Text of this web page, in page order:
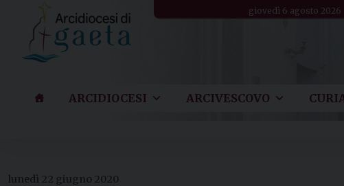
content
giovedì 6 agosto 2026
ARCIDIOCESI ARCIVESCOVO
lunedì 22 giugno 2020